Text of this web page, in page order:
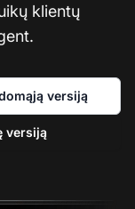
klientų
versiją
versiją